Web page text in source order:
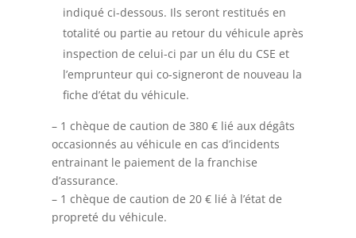
indiqué ci-dessous. Ils seront restitués en
totalité ou partie au retour du véhicule après
inspection de celui-ci par un élu du CSE et
l’emprunteur qui co-signeront de nouveau la
fiche d’état du véhicule.
– 1 chèque de caution de 380 € lié aux dégâts
occasionnés au véhicule en cas d’incidents
entrainant le paiement de la franchise
d’assurance.
– 1 chèque de caution de 20 € lié à l’état de
propreté du véhicule.